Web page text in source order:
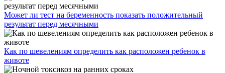
Может ли тест на беременность показать положительный
результат перед месячными
Как по шевелениям определить как расположен ребенок в
животе